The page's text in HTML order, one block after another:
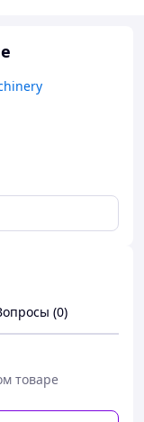
(0)
товаре